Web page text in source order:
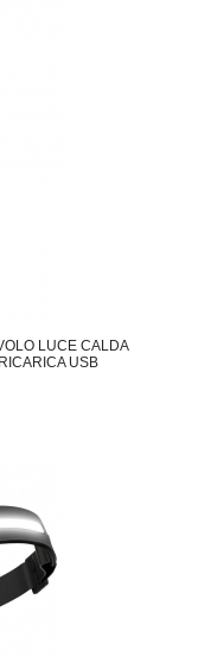
LUCE CALDA
USB